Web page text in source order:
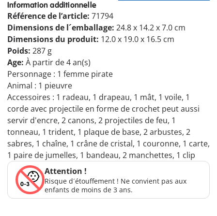
Information additionnelle
Référence de l’article: 71794
Dimensions de l´emballage: 24.8 x 14.2 x 7.0 cm
Dimensions du produit: 12.0 x 19.0 x 16.5 cm
Poids: 287 g
Age: À partir de 4 an(s)
Personnage : 1 femme pirate
Animal : 1 pieuvre
Accessoires : 1 radeau, 1 drapeau, 1 mât, 1 voile, 1
corde avec projectile en forme de crochet peut aussi
servir d'encre, 2 canons, 2 projectiles de feu, 1
tonneau, 1 trident, 1 plaque de base, 2 arbustes, 2
sabres, 1 chaîne, 1 crâne de cristal, 1 couronne, 1 carte,
1 paire de jumelles, 1 bandeau, 2 manchettes, 1 clip
Attention !
Risque d´étouffement ! Ne convient pas aux
enfants de moins de 3 ans.